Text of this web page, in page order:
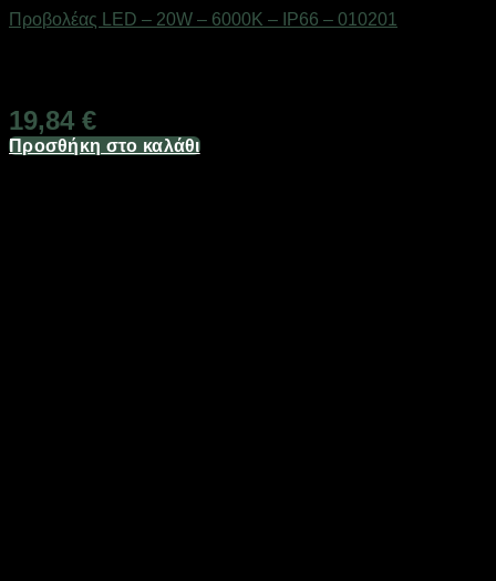
Προβολέας LED – 20W – 6000K – IP66 – 010201
19,84 €
Προσθήκη στο καλάθι